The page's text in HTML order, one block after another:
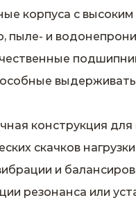
корпуса с
пыле- и
конструкция для
скачков
и
резонанса или